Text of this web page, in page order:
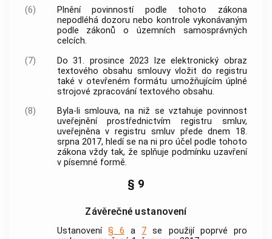
(6)
Plnění povinností podle tohoto zákona
nepodléhá dozoru nebo kontrole vykonávaným
podle zákonů o územních samosprávných
celcích.
(7)
Do 31. prosince 2023 lze elektronický obraz
textového obsahu smlouvy vložit do registru
také v otevřeném formátu umožňujícím úplné
strojové zpracování textového obsahu.
(8)
Byla-li smlouva, na niž se vztahuje povinnost
uveřejnění prostřednictvím registru smluv,
uveřejněna v registru smluv přede dnem 18.
srpna 2017, hledí se na ni pro účel podle tohoto
zákona vždy tak, že splňuje podmínku uzavření
v písemné formě.
§ 9
Závěrečné ustanovení
Ustanovení § 6 a 7 se použijí poprvé pro